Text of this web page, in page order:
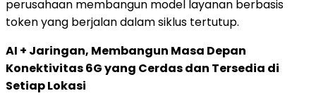
perusahaan membangun model layanan berbasis
token yang berjalan dalam siklus tertutup.
AI + Jaringan, Membangun Masa Depan
Konektivitas 6G yang Cerdas dan Tersedia di
Setiap Lokasi